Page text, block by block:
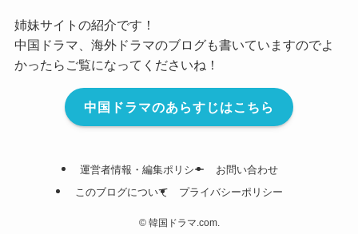
姉妹サイトの紹介です！
中国ドラマ、海外ドラマのブログも書いていますのでよ
かったらご覧になってくださいね！
中国ドラマのあらすじはこちら
運営者情報・編集ポリシー
お問い合わせ
このブログについて
プライバシーポリシー
©韓国ドラマ.com.